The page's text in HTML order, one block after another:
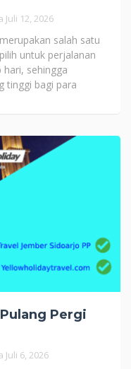
Juli 12, 2026
salah satu
untuk perjalanan
hari, sehingga
tinggi bagi para
Pergi
Juli 6, 2026